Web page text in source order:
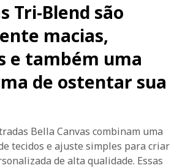
Tri-Blend são
macias,
e também uma
de ostentar sua
Bella Canvas combinam uma
tecidos e ajuste simples para criar
de alta qualidade. Essas